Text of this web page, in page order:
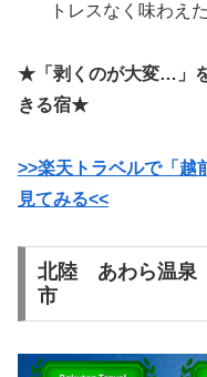
トレスなく味わえた
★「剥くのが大変…」
きる宿★
>>楽天トラベルで「
見てみる<<
北陸 あわら温泉
市